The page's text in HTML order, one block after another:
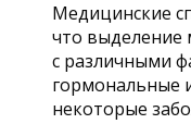
Медицинские
что выделение
с различными
гормональные
некоторые